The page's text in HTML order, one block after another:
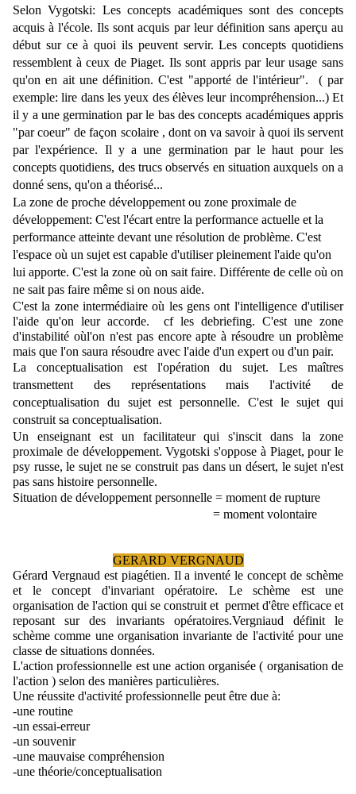
Selon Vygotski: Les concepts académiques sont des concepts
acquis à l'école. Ils sont acquis par leur définition sans aperçu au
début sur ce à quoi ils peuvent servir. Les concepts quotidiens
ressemblent à ceux de Piaget. Ils sont appris par leur usage sans
qu'on en ait une définition. C'est "apporté de l'intérieur".  ( par
exemple: lire dans les yeux des élèves leur incompréhension...) Et
il y a une germination par le bas des concepts académiques appris
"par coeur" de façon scolaire , dont on va savoir à quoi ils servent
par l'expérience. Il y a une germination par le haut pour les
concepts quotidiens, des trucs observés en situation auxquels on a
donné sens, qu'on a théorisé...
La zone de proche développement ou zone proximale de
développement: C'est l'écart entre la performance actuelle et la
performance atteinte devant une résolution de problème. C'est
l'espace où un sujet est capable d'utiliser pleinement l'aide qu'on
lui apporte. C'est la zone où on sait faire. Différente de celle où on
ne sait pas faire même si on nous aide.
C'est la zone intermédiaire où les gens ont l'intelligence d'utiliser
l'aide qu'on leur accorde.  cf les debriefing. C'est une zone
d'instabilité oùl'on n'est pas encore apte à résoudre un problème
mais que l'on saura résoudre avec l'aide d'un expert ou d'un pair.
La conceptualisation est l'opération du sujet. Les maîtres
transmettent des représentations mais l'activité de
conceptualisation du sujet est personnelle. C'est le sujet qui
construit sa conceptualisation.
Un enseignant est un facilitateur qui s'inscit dans la zone
proximale de développement. Vygotski s'oppose à Piaget, pour le
psy russe, le sujet ne se construit pas dans un désert, le sujet n'est
pas sans histoire personnelle.
Situation de développement personnelle = moment de rupture
= moment volontaire
GERARD VERGNAUD
Gérard Vergnaud est piagétien. Il a inventé le concept de schème
et le concept d'invariant opératoire. Le schème est une
organisation de l'action qui se construit et  permet d'être efficace et
reposant sur des invariants opératoires.Vergniaud définit le
schème comme une organisation invariante de l'activité pour une
classe de situations données.
L'action professionnelle est une action organisée ( organisation de
l'action ) selon des manières particulières.
Une réussite d'activité professionnelle peut être due à:
-une routine
-un essai-erreur
-un souvenir
-une mauvaise compréhension
-une théorie/conceptualisation